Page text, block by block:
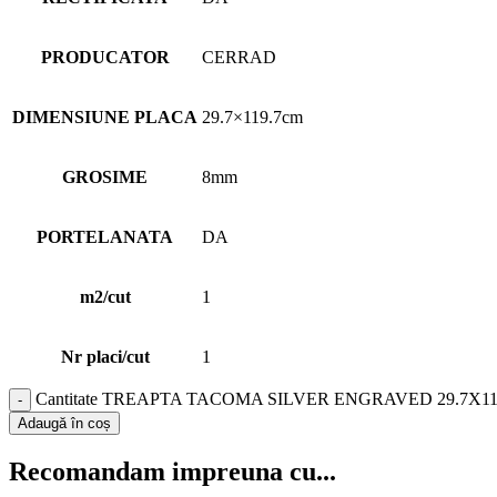
PRODUCATOR CERRAD
DIMENSIUNE PLACA 29.7×119.7cm
GROSIME 8mm
PORTELANATA DA
m2/cut 1
Nr placi/cut 1
Cantitate TREAPTA TACOMA SILVER ENGRAVED
Adaugă în coș
Recomandam impreuna cu...